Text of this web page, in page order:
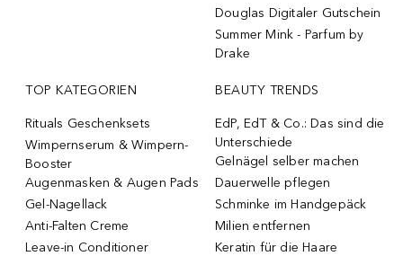
Douglas Digitaler Gutschein
Summer Mink - Parfum by
Drake
TOP KATEGORIEN
Rituals Geschenksets
Wimpernserum & Wimpern-
Booster
Augenmasken & Augen Pads
Gel-Nagellack
Anti-Falten Creme
Leave-in Conditioner
BEAUTY TRENDS
EdP, EdT & Co.: Das sind die
Unterschiede
Gelnägel selber machen
Dauerwelle pflegen
Schminke im Handgepäck
Milien entfernen
Keratin für die Haare